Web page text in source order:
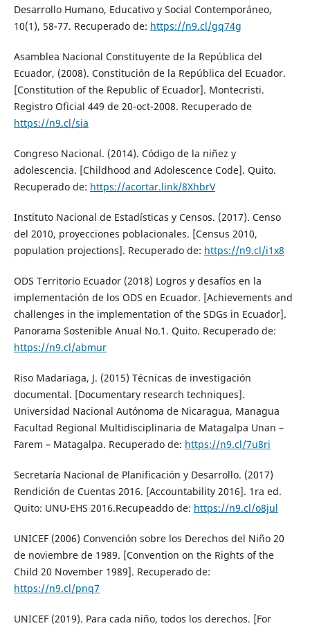
Desarrollo Humano, Educativo y Social Contemporáneo,
10(1), 58-77. Recuperado de: https://n9.cl/gq74g
Asamblea Nacional Constituyente de la República del
Ecuador, (2008). Constitución de la República del Ecuador.
[Constitution of the Republic of Ecuador]. Montecristi.
Registro Oficial 449 de 20-oct-2008. Recuperado de
https://n9.cl/sia
Congreso Nacional. (2014). Código de la niñez y
adolescencia. [Childhood and Adolescence Code]. Quito.
Recuperado de: https://acortar.link/8XhbrV
Instituto Nacional de Estadísticas y Censos. (2017). Censo
del 2010, proyecciones poblacionales. [Census 2010,
population projections]. Recuperado de: https://n9.cl/i1x8
ODS Territorio Ecuador (2018) Logros y desafíos en la
implementación de los ODS en Ecuador. [Achievements and
challenges in the implementation of the SDGs in Ecuador].
Panorama Sostenible Anual No.1. Quito. Recuperado de:
https://n9.cl/abmur
Riso Madariaga, J. (2015) Técnicas de investigación
documental. [Documentary research techniques].
Universidad Nacional Autónoma de Nicaragua, Managua
Facultad Regional Multidisciplinaria de Matagalpa Unan –
Farem – Matagalpa. Recuperado de: https://n9.cl/7u8ri
Secretaría Nacional de Planificación y Desarrollo. (2017)
Rendición de Cuentas 2016. [Accountability 2016]. 1ra ed.
Quito: UNU-EHS 2016.Recupeaddo de: https://n9.cl/o8jul
UNICEF (2006) Convención sobre los Derechos del Niño 20
de noviembre de 1989. [Convention on the Rights of the
Child 20 November 1989]. Recuperado de:
https://n9.cl/pnq7
UNICEF (2019). Para cada niño, todos los derechos. [For